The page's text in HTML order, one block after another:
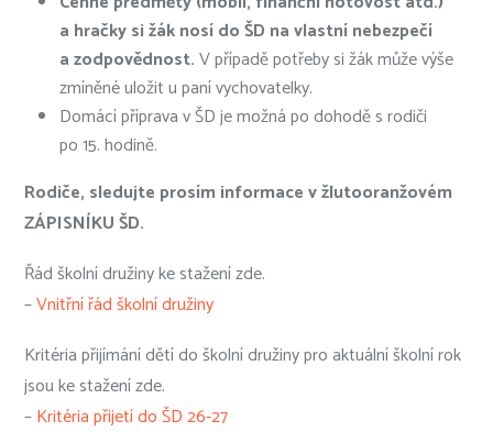
a hračky si žák nosí do ŠD na vlastní nebezpečí
a zodpovědnost.V případě potřeby si žák může výše
zmíněné uložit u paní vychovatelky.
Domácí příprava v ŠD je možná po dohodě s rodiči
po 15. hodině.
Rodiče, sledujte prosím informace v žlutooranžovém
ZÁPISNÍKU ŠD.
Řád školní družiny ke stažení zde.
–Vnitřní řád školní družiny
Kritéria přijímání dětí do školní družiny pro aktuální školní rok
jsou ke stažení zde.
–Kritéria přijetí do ŠD 26-27